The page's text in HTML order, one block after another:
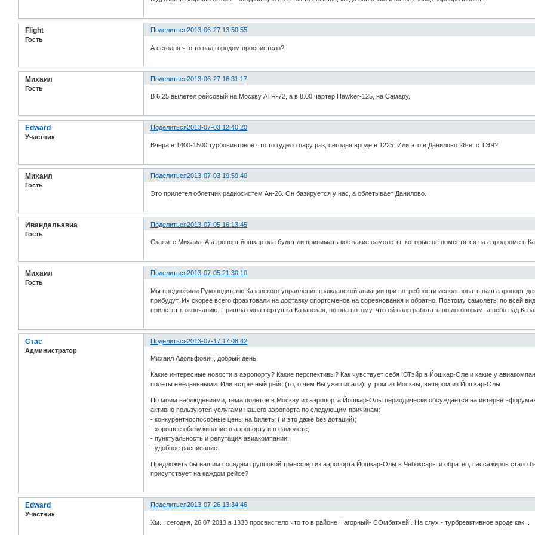
Поделиться2013-06-27 13:50:55
Flight
Гость
А сегодня что то над городом просвистело?
Поделиться2013-06-27 16:31:17
Михаил
Гость
В 6.25 вылетел рейсовый на Москву ATR-72, а в 8.00 чартер Hawker-125, на Самару.
Поделиться2013-07-03 12:40:20
Edward
Участник
Вчера в 1400-1500 турбовинтовое что то гудело пару раз, сегодня вроде в 1225. Или это в Данилово 26-е с ТЭЧ?
Поделиться2013-07-03 19:59:40
Михаил
Гость
Это прилетел облетчик радиосистем Ан-26. Он базируется у нас, а облетывает Данилово.
Поделиться2013-07-05 16:13:45
Ивандальавиа
Гость
Скажите Михаил! А аэропорт йошкар ола будет ли принимать кое какие самолеты, которые не поместятся на аэродроме в
Поделиться2013-07-05 21:30:10
Михаил
Гость
Мы предложили Руководителю Казанского управления гражданской авиации при потребности использовать наш аэропорт
прибудут. Их скорее всего фрахтовали на доставку спортсменов на соревнования и обратно. Поэтому самолеты по всей
прилетят к окончанию. Пришла одна вертушка Казанская, но она потому, что ей надо работать по договорам, а небо над
Поделиться2013-07-17 17:08:42
Стас
Администратор
Михаил Адольфович, добрый день!
Какие интересные новости в аэропорту? Какие перспективы? Как чувствует себя ЮТэйр в Йошкар-Оле и какие у
полеты ежедневными. Или встречный рейс (то, о чем Вы уже писали): утром из Москвы, вечером из Йошкар-Олы.
По моим наблюдениями, тема полетов в Москву из аэропорта Йошкар-Олы периодически обсуждается на интернет-
активно пользуются услугами нашего аэропорта по следующим причинам:
- конкурентноспособные цены на билеты ( и это даже без дотаций);
- хорошее обслуживание в аэропорту и в самолете;
- пунктуальность и репутация авиакомпании;
- удобное расписание.
Предложить бы нашим соседям групповой трансфер из аэропорта Йошкар-Олы в Чебоксары и обратно, пассажиров
присутствует на каждом рейсе?
Поделиться2013-07-26 13:34:46
Edward
Участник
Хм... сегодня, 26 07 2013 в 1333 просвистело что то в районе Нагорный- СОмбатхей.. На слух - турбреактивное вроде как...